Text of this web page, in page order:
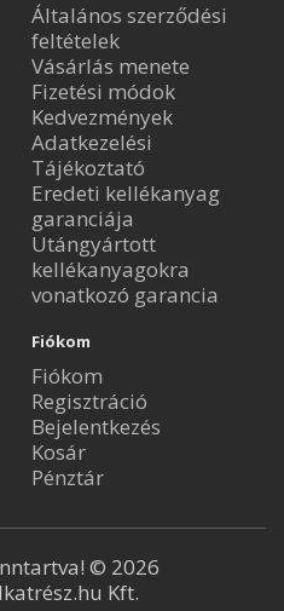
Általános szerződési
feltételek
Vásárlás menete
Fizetési módok
Kedvezmények
Adatkezelési
Tájékoztató
Eredeti kellékanyag
garanciája
Utángyártott
kellékanyagokra
vonatkozó garancia
Fiókom
Fiókom
Regisztráció
Bejelentkezés
Kosár
Pénztár
© 2026
Kft.